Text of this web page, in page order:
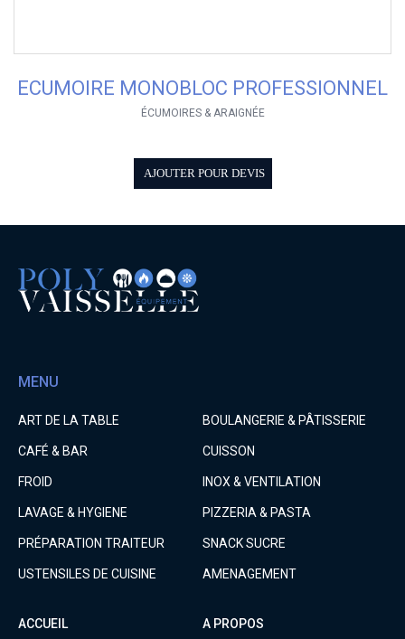
ECUMOIRE MONOBLOC PROFESSIONNEL
ÉCUMOIRES & ARAIGNÉE
AJOUTER POUR DEVIS
MENU
ART DE LA TABLE BOULANGERIE & PÂTISSERIE
CAFÉ & BAR CUISSON
FROID INOX & VENTILATION
LAVAGE & HYGIENE PIZZERIA & PASTA
PRÉPARATION TRAITEUR SNACK SUCRE
USTENSILES DE CUISINE AMENAGEMENT
ACCUEIL A PROPOS